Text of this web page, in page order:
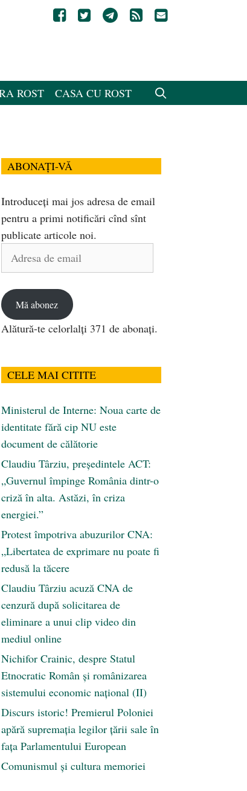
ROST CASA CU ROST
ABONAȚI-VĂ
Introduceți mai jos adresa de email
pentru a primi notificări cînd sînt
publicate articole noi.
Adresa
Mă abonez
Alătură-te celorlalți 371 de abonați.
CELE MAI CITITE
Ministerul de Interne: Noua carte de
identitate fără cip NU este
document de călătorie
Claudiu Târziu, președintele ACT:
„Guvernul împinge România dintr-o
criză în alta. Astăzi, în criza
energiei.”
Protest împotriva abuzurilor CNA:
„Libertatea de exprimare nu poate fi
redusă la tăcere
Claudiu Târziu acuză CNA de
cenzură după solicitarea de
eliminare a unui clip video din
mediul online
Nichifor Crainic, despre Statul
Etnocratic Român şi românizarea
sistemului economic naţional (II)
Discurs istoric! Premierul Poloniei
apără supremația legilor țării sale în
fața Parlamentului European
Comunismul şi cultura memoriei